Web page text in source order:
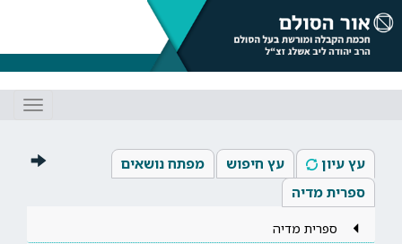
עץ עיון עץ חיפוש
מפתח נושאים
ספרית מדיה
ספרית מדיה